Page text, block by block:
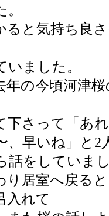
ると気持ち良
いました。
年の今頃河津
下さって「 あ
、早いね」と2
話をしていまし
り居室へ戻る
入れて